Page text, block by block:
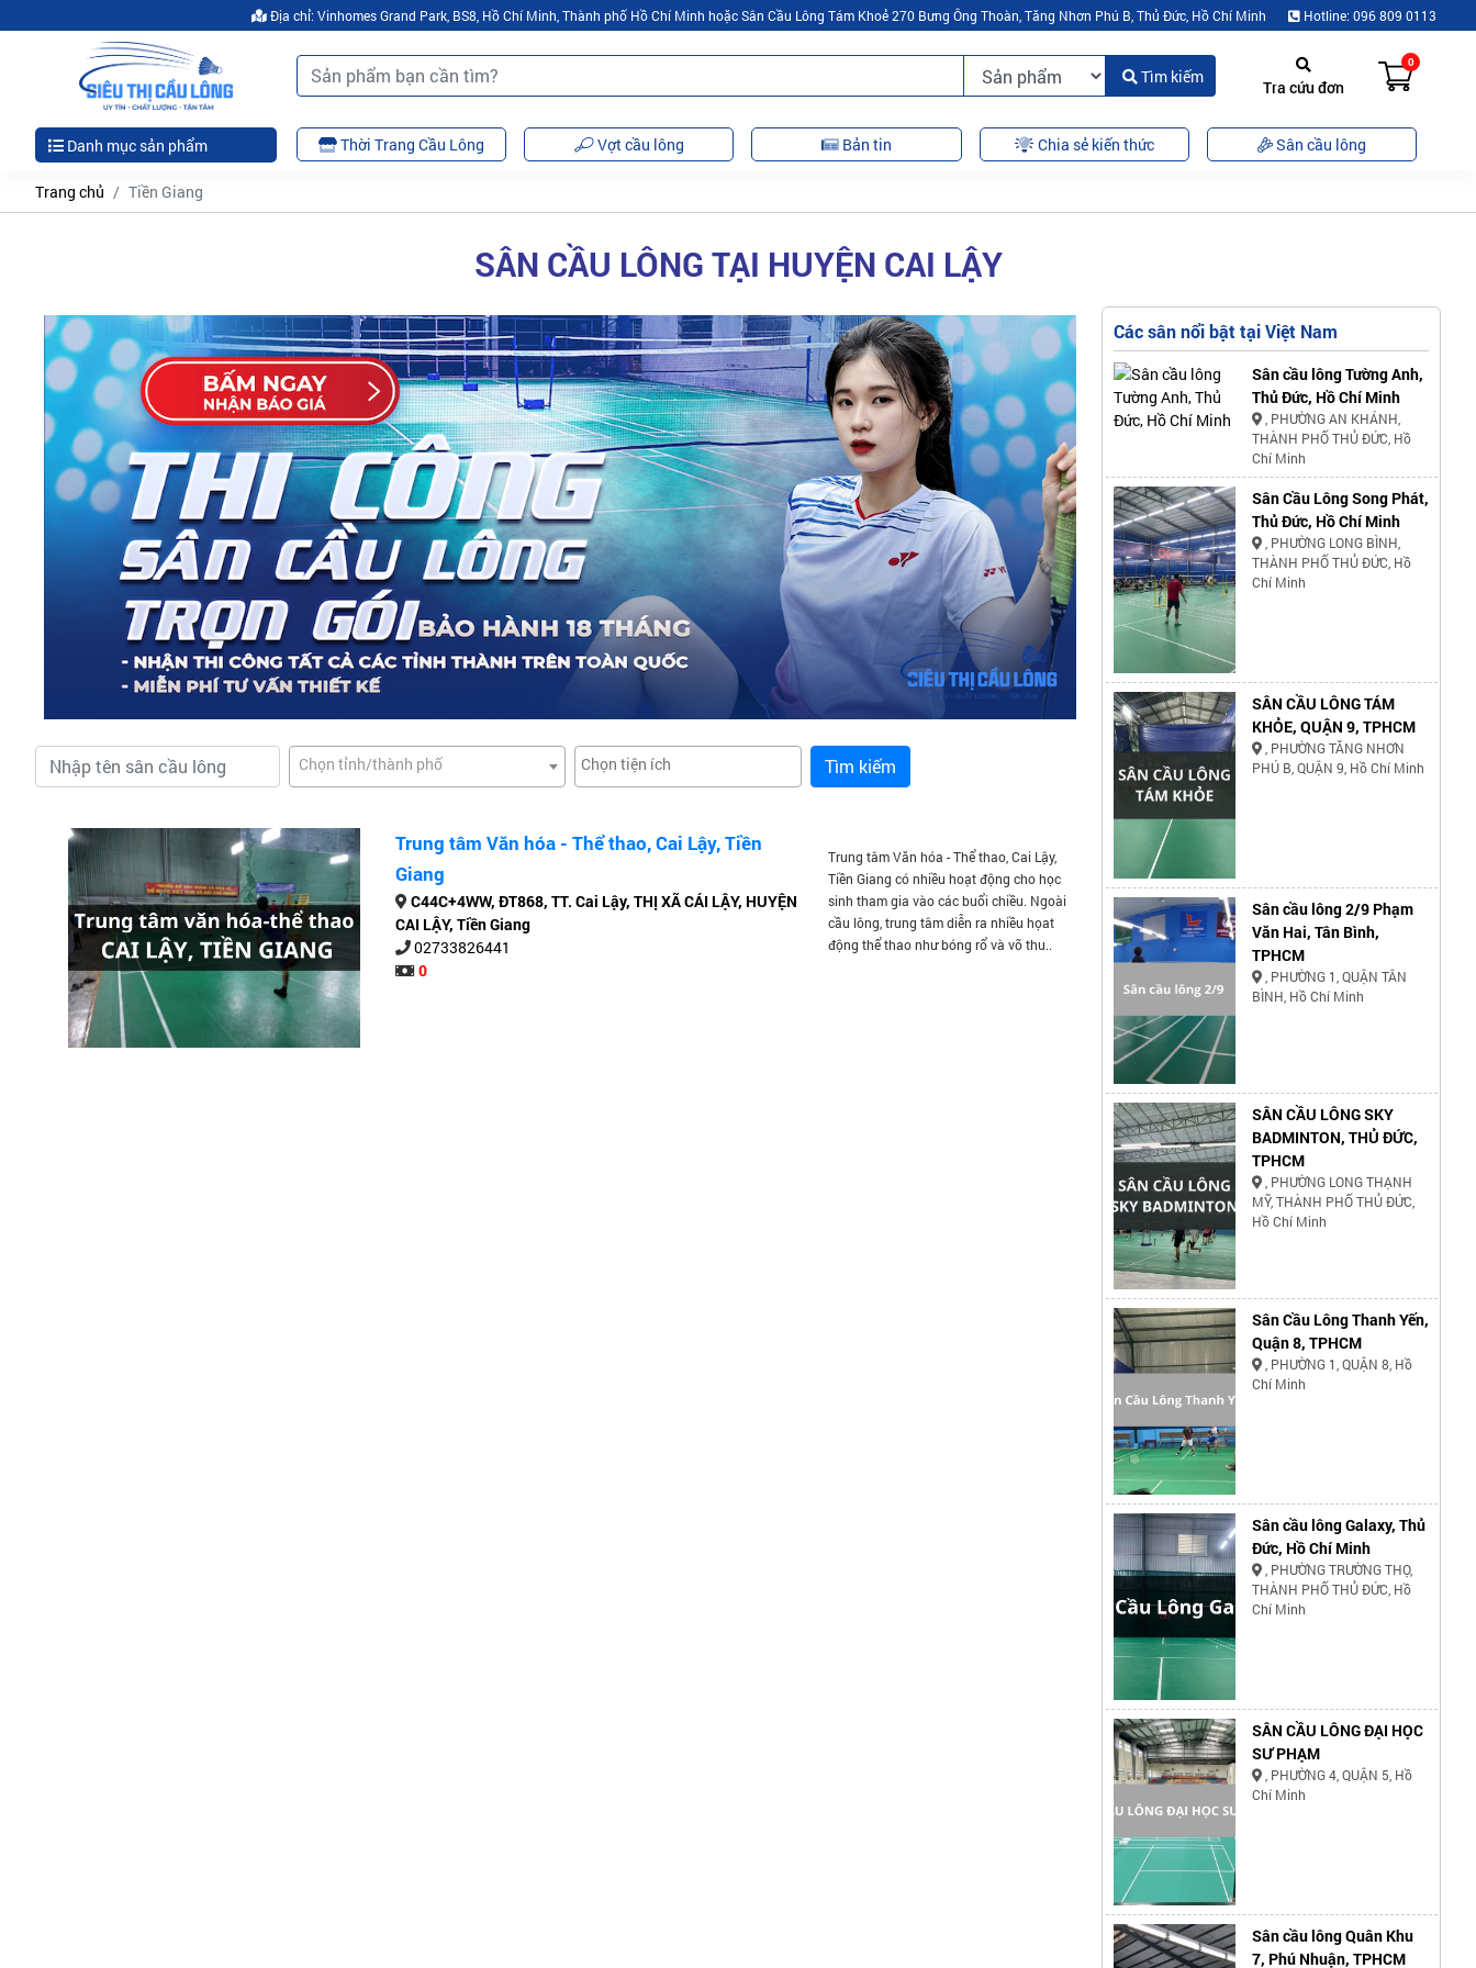
Địa chỉ: Vinhomes Grand Park, BS8, Hồ Chí Minh, Thành phố Hồ Chí Minh hoặc Sân Cầu Lông Tám Khoẻ 270 Bưng Ông Thoàn, Tăng Nhơn Phú B, Thủ Đức, Hồ Chí Minh Hotline: 096 809 0113
Tìm kiếm
Tra cứu đơn
0
Danh mục sản phẩm Thời Trang Cầu Lông Vợt cầu lông Bản tin Chia sẻ kiến thức Sân cầu lông
Trang chủ Tiền Giang
SÂN CẦU LÔNG TẠI HUYỆN CAI LẬY
Chọn tỉnh/thành phố Tìm kiếm
Trung tâm Văn hóa - Thể thao, Cai Lậy, Tiền
Giang
C44C+4WW, ĐT868, TT. Cai Lậy, THỊ XÃ CÁI LẬY, HUYỆN
CAI LẬY, Tiền Giang
02733826441
0
Trung tâm Văn hóa - Thể thao, Cai Lậy,
Tiền Giang có nhiều hoạt động cho học
sinh tham gia vào các buổi chiều. Ngoài
cầu lông, trung tâm diễn ra nhiều họat
động thể thao như bóng rổ và võ thu..
Các sân nổi bật tại Việt Nam
Sân cầu lông Tường Anh,
Thủ Đức, Hồ Chí Minh
, PHƯỜNG AN KHÁNH,
THÀNH PHỐ THỦ ĐỨC, Hồ
Chí Minh
Sân Cầu Lông Song Phát,
Thủ Đức, Hồ Chí Minh
, PHƯỜNG LONG BÌNH,
THÀNH PHỐ THỦ ĐỨC, Hồ
Chí Minh
SÂN CẦU LÔNG TÁM
KHỎE, QUẬN 9, TPHCM
, PHƯỜNG TĂNG NHƠN
PHÚ B, QUẬN 9, Hồ Chí Minh
Sân cầu lông 2/9 Phạm
Văn Hai, Tân Bình,
TPHCM
, PHƯỜNG 1, QUẬN TÂN
BÌNH, Hồ Chí Minh
SÂN CẦU LÔNG SKY
BADMINTON, THỦ ĐỨC,
TPHCM
, PHƯỜNG LONG THẠNH
MỸ, THÀNH PHỐ THỦ ĐỨC,
Hồ Chí Minh
Sân Cầu Lông Thanh Yến,
Quận 8, TPHCM
, PHƯỜNG 1, QUẬN 8, Hồ
Chí Minh
Sân cầu lông Galaxy, Thủ
Đức, Hồ Chí Minh
, PHƯỜNG TRƯỜNG THỌ,
THÀNH PHỐ THỦ ĐỨC, Hồ
Chí Minh
SÂN CẦU LÔNG ĐẠI HỌC
SƯ PHẠM
, PHƯỜNG 4, QUẬN 5, Hồ
Chí Minh
Sân cầu lông Quân Khu
7, Phú Nhuận, TPHCM